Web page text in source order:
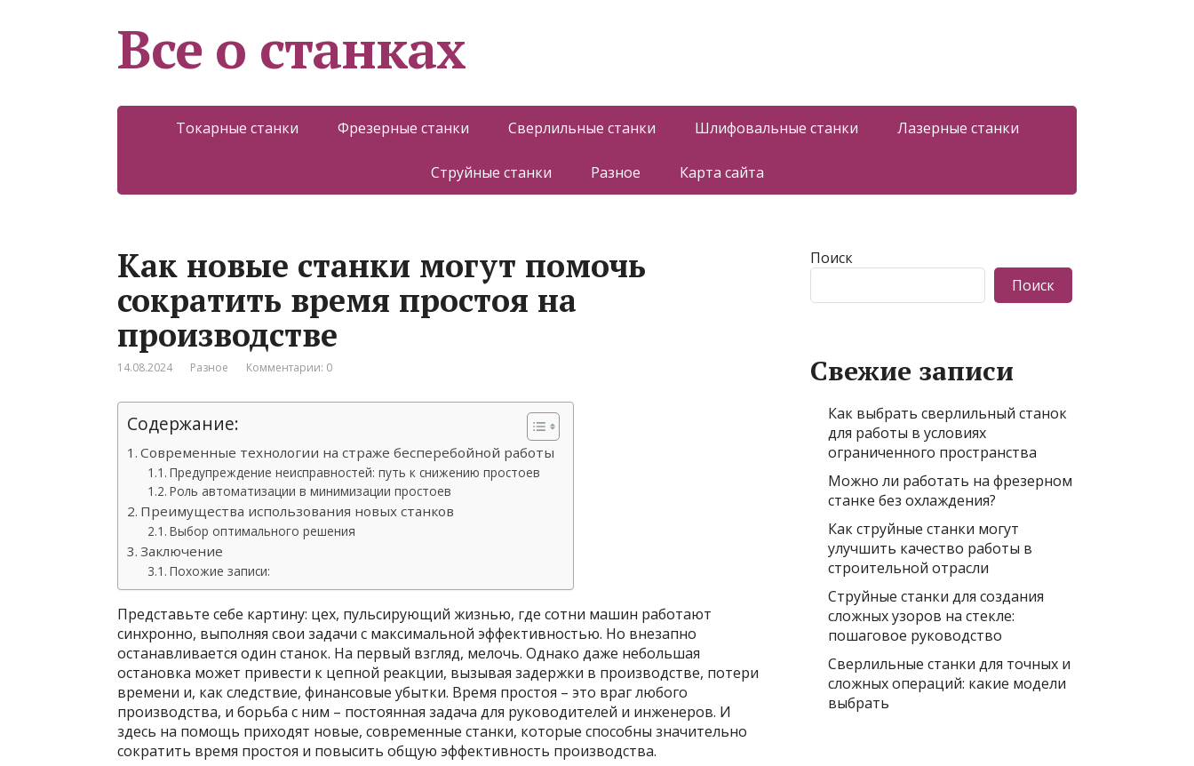
Все о станках
Токарные станки Фрезерные станки Сверлильные станки Шлифовальные станки Лазерные станки
Струйные станки Разное Карта сайта
Как новые станки могут помочь
сократить время простоя на
производстве
14.08.2024 Разное Комментарии: 0
Содержание:
Современные технологии на страже бесперебойной работы
Предупреждение неисправностей: путь к снижению простоев
Роль автоматизации в минимизации простоев
Преимущества использования новых станков
Выбор оптимального решения
Заключение
Похожие записи:
Представьте себе картину: цех, пульсирующий жизнью, где сотни машин работают
синхронно, выполняя свои задачи с максимальной эффективностью. Но внезапно
останавливается один станок. На первый взгляд, мелочь. Однако даже небольшая
остановка может привести к цепной реакции, вызывая задержки в производстве, потери
времени и, как следствие, финансовые убытки. Время простоя – это враг любого
производства, и борьба с ним – постоянная задача для руководителей и инженеров. И
здесь на помощь приходят новые, современные станки, которые способны значительно
сократить время простоя и повысить общую эффективность производства.
Поиск
Поиск
Свежие записи
Как выбрать сверлильный станок
для работы в условиях
ограниченного пространства
Можно ли работать на фрезерном
станке без охлаждения?
Как струйные станки могут
улучшить качество работы в
строительной отрасли
Струйные станки для создания
сложных узоров на стекле:
пошаговое руководство
Сверлильные станки для точных и
сложных операций: какие модели
выбрать